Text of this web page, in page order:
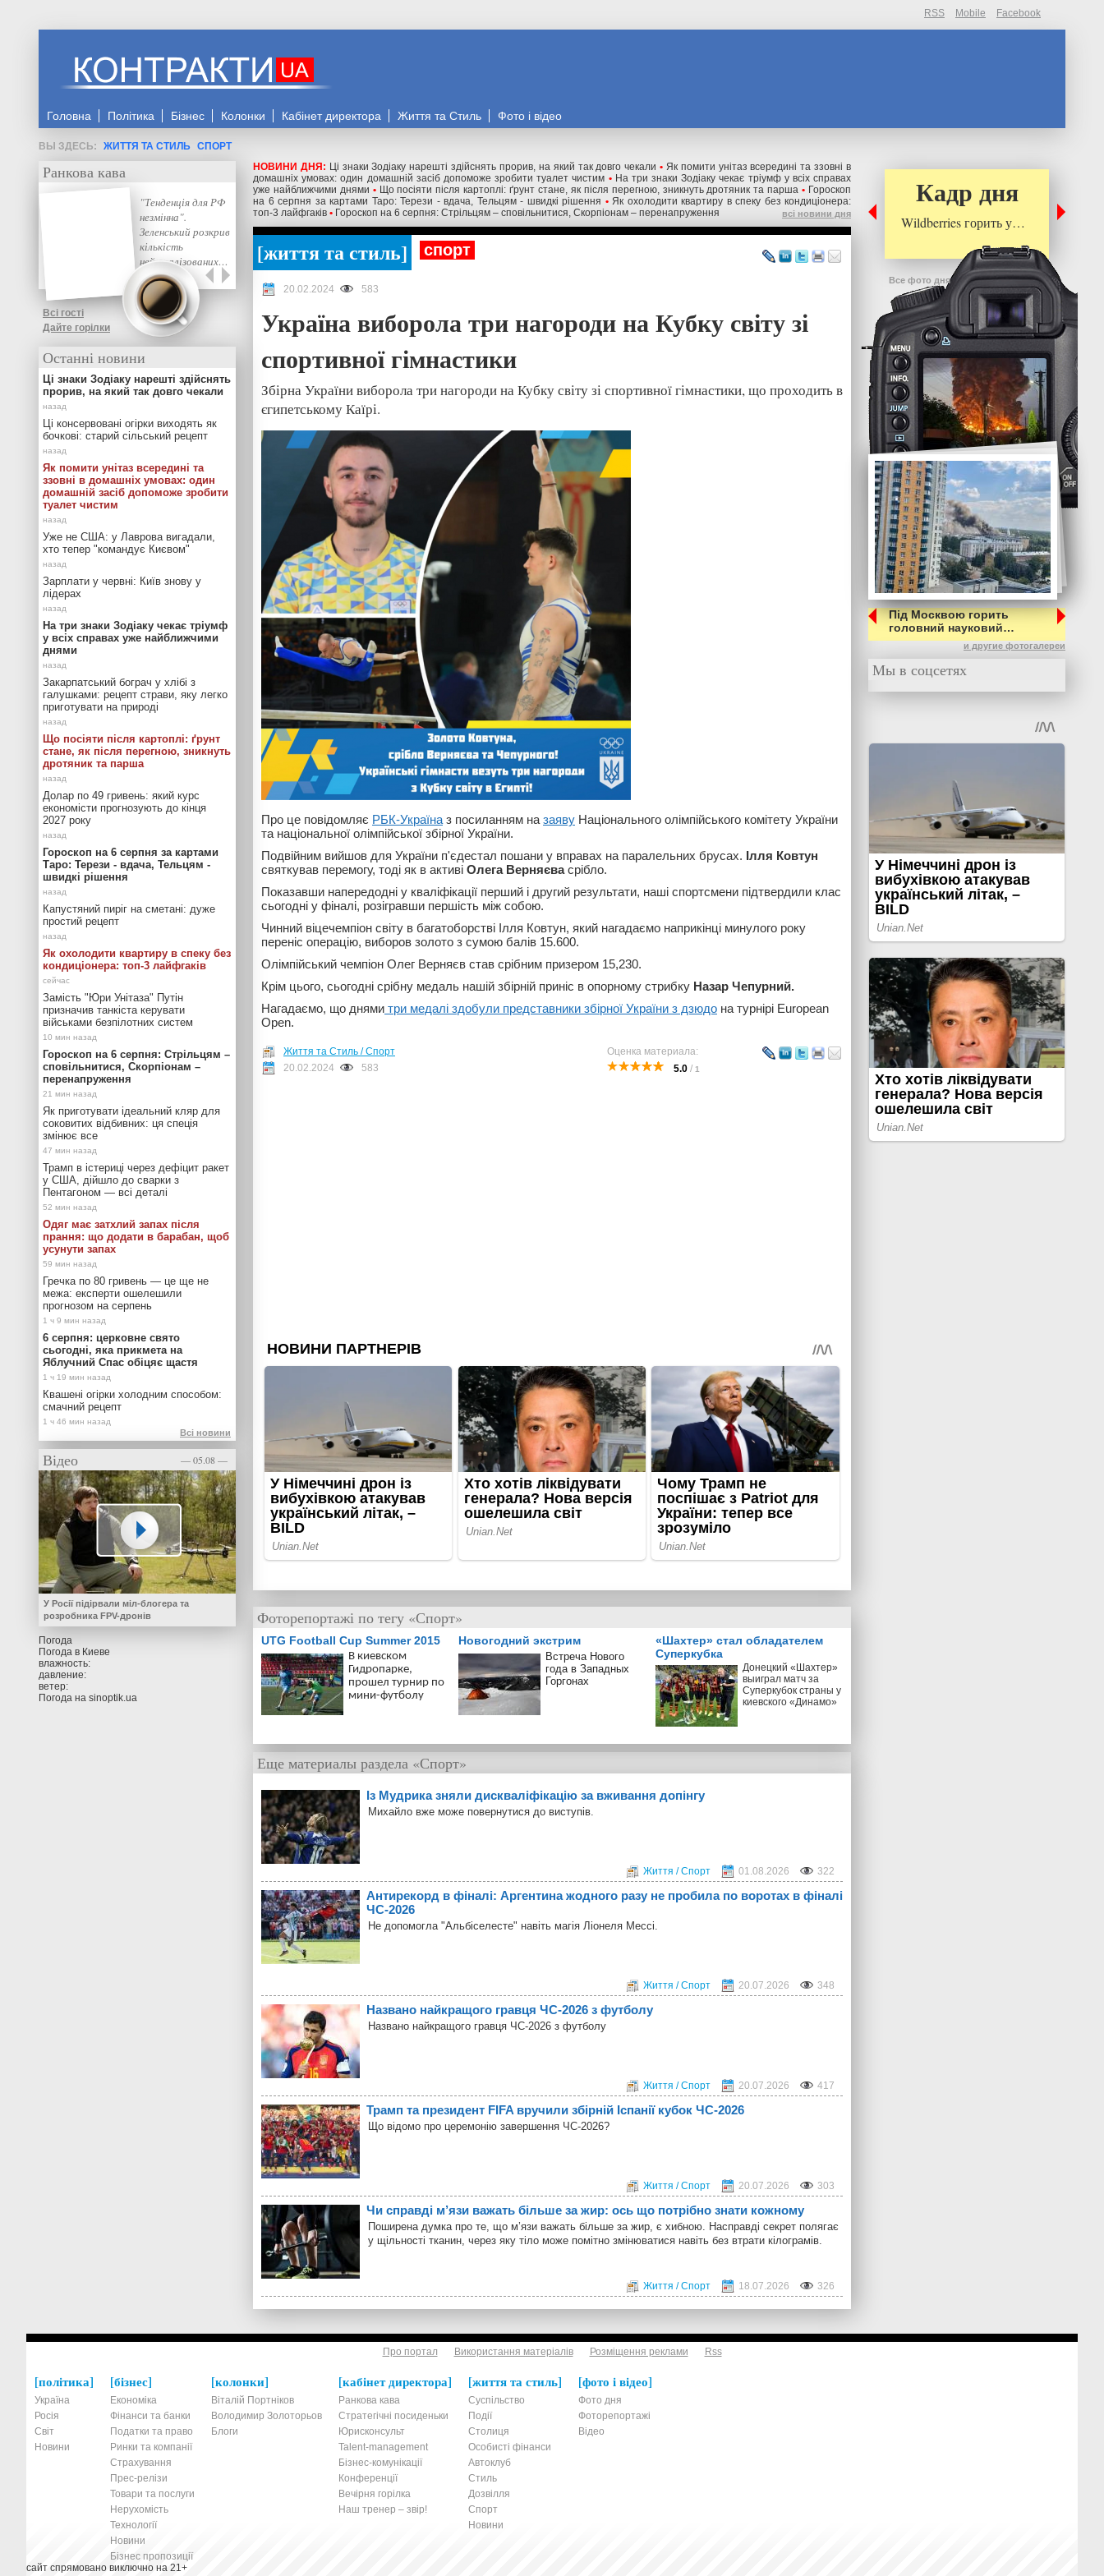
RSS Mobile Facebook
Головна Політика Бізнес Колонки Кабінет директора Життя та Стиль Фото і відео
ЖИТТЯ ТА СТИЛЬ СПОРТ
НОВИНИ ДНЯ: Ці знаки Зодіаку нарешті здійснять прорив, на який так довго чекали • Як помити унітаз всередині та ззовні в
домашніх умовах: один домашній засіб допоможе зробити туалет чистим • На три знаки Зодіаку чекає тріумф у всіх справах
уже найближчими днями • Що посіяти після картоплі: ґрунт стане, як після перегною, зникнуть дротяник та парша • Гороскоп
на 6 серпня за картами Таро: Терези - вдача, Тельцям - швидкі рішення • Як охолодити квартиру в спеку без кондиціонера:
топ-3 лайфгаків • Гороскоп на 6 серпня: Стрільцям – сповільнитися, Скорпіонам – перенапруження всі новини дня
життя та стиль спорт
20.02.2024 583
Україна виборола три нагороди на Кубку світу зі
спортивної гімнастики
Збірна України виборола три нагороди на Кубку світу зі спортивної гімнастики, що проходить в
єгипетському Каїрі.
Про це повідомляє РБК-Україна з посиланням на заяву Національного олімпійського комітету України
та національної олімпійської збірної України.
Подвійним вийшов для України п'єдестал пошани у вправах на паралельних брусах. Ілля Ковтун
святкував перемогу, тоді як в активі Олега Верняєвасрібло.
Показавши напередодні у кваліфікації перший і другий результати, наші спортсмени підтвердили клас
сьогодні у фіналі, розігравши першість між собою.
Чинний віцечемпіон світу в багатоборстві Ілля Ковтун, який нагадаємо наприкінці минулого року
переніс операцію, виборов золото з сумою балів 15.600.
Олімпійський чемпіон Олег Верняєв став срібним призером 15,230.
Крім цього, сьогодні срібну медаль нашій збірній приніс в опорному стрибку Назар Чепурний.
Нагадаємо, що днями три медалі здобули представники збірної України з дзюдо на турнірі European
Open.
Оценка материала:
5.0 / 1
Життя та Стиль / Спорт
20.02.2024
583
Фоторепортажі по тегу «Спорт»
UTG Football Cup Summer 2015
В киевском
Гидропарке,
прошел турнир по
мини-футболу
Новогодний экстрим
Встреча Нового
года в Западных
Горгонах
«Шахтер» стал обладателем
Суперкубка
Донецкий «Шахтер»
выиграл матч за
Суперкубок страны у
киевского «Динамо»
Еще материалы раздела «Спорт»
Із Мудрика зняли дискваліфікацію за вживання допінгу
Михайло вже може повернутися до виступів.
Життя / Спорт 01.08.2026 322
Антирекорд в фіналі: Аргентина жодного разу не пробила по воротах в фіналі
ЧС-2026
Не допомогла "Альбіселесте" навіть магія Ліонеля Мессі.
Життя / Спорт 20.07.2026 348
Названо найкращого гравця ЧС-2026 з футболу
Названо найкращого гравця ЧС-2026 з футболу
Життя / Спорт 20.07.2026 417
Трамп та президент FIFA вручили збірній Іспанії кубок ЧС-2026
Що відомо про церемонію завершення ЧС-2026?
Життя / Спорт 20.07.2026 303
Чи справді м’язи важать більше за жир: ось що потрібно знати кожному
Поширена думка про те, що м’язи важать більше за жир, є хибною. Насправді секрет полягає
у щільності тканин, через яку тіло може помітно змінюватися навіть без втрати кілограмів.
Життя / Спорт 18.07.2026 326
Ранкова кава
"Тенденція для РФ
незмінна".
Зеленський розкрив
кількість
нейтралізованих…
Всі гості
Дайте горілки
Останні новини
Ці знаки Зодіаку нарешті здійснять
прорив, на який так довго чекали
Ці консервовані огірки виходять як
бочкові: старий сільський рецепт
Як помити унітаз всередині та
ззовні в домашніх умовах: один
домашній засіб допоможе зробити
туалет чистим
Уже не США: у Лаврова вигадали,
хто тепер "командує Києвом"
Зарплати у червні: Київ знову у
лідерах
На три знаки Зодіаку чекає тріумф
у всіх справах уже найближчими
днями
Закарпатський бограч у хлібі з
галушками: рецепт страви, яку легко
приготувати на природі
Що посіяти після картоплі: ґрунт
стане, як після перегною, зникнуть
дротяник та парша
Долар по 49 гривень: який курс
економісти прогнозують до кінця
2027 року
Гороскоп на 6 серпня за картами
Таро: Терези - вдача, Тельцям -
швидкі рішення
Капустяний пиріг на сметані: дуже
простий рецепт
Як охолодити квартиру в спеку без
кондиціонера: топ-3 лайфгаків
Замість "Юри Унітаза" Путін
призначив танкіста керувати
військами безпілотних систем
Гороскоп на 6 серпня: Стрільцям –
сповільнитися, Скорпіонам –
перенапруження
Як приготувати ідеальний кляр для
соковитих відбивних: ця спеція
змінює все
Трамп в істериці через дефіцит ракет
у США, дійшло до сварки з
Пентагоном — всі деталі
Одяг має затхлий запах після
прання: що додати в барабан, щоб
усунути запах
Гречка по 80 гривень — це ще не
межа: експерти ошелешили
прогнозом на серпень
6 серпня: церковне свято
сьогодні, яка прикмета на
Яблучний Спас обіцяє щастя
Квашені огірки холодним способом:
смачний рецепт
Всі новини
Відео — 05.08 —
У Росії підірвали міл-блогера та
розробника FPV-дронів
Погода
Погода в Киеве
влажность:
давление:
ветер:
Погода на sinoptik.ua
Кадр дня
Wildberries горить у…
Все фото дня
Під Москвою горить
головний науковий…
и другие фотогалереи
Мы в соцсетях
Про портал Використання матеріалів Розміщення реклами Rss
політика
Україна
Росія
Світ
Новини
бізнес
Економіка
Фінанси та банки
Податки та право
Ринки та компанії
Страхування
Прес-релізи
Товари та послуги
Нерухомість
Технології
Новини
Бізнес пропозиції
колонки
Віталій Портніков
Володимир Золоторьов
Блоги
кабінет директора
Ранкова кава
Стратегічні посиденьки
Юрисконсульт
Talent-management
Бізнес-комунікації
Конференції
Вечірня горілка
Наш тренер – звір!
життя та стиль
Суспільство
Події
Столиця
Особисті фінанси
Автоклуб
Стиль
Дозвілля
Спорт
Новини
фото і відео
Фото дня
Фоторепортажі
Відео
сайт спрямовано виключно на 21+